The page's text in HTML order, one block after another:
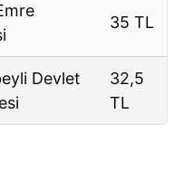
35 TL
Devlet
32,5
TL